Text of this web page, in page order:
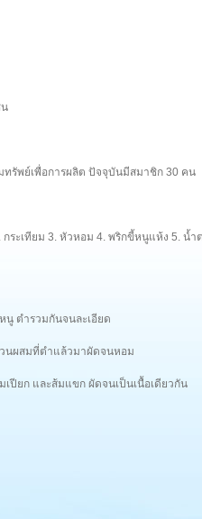
ทรัพย์เพื่อการผลิต ปัจจุบันมีสมาชิก 30 คน
กระเทียม 3. หัวหอม 4. พริกขี้หนูแห้ง 5. น้
นู ตำรวมกันจนละเอียด
นผสมที่ตำแล้วมาผัดจนหอม
ปียก และส้มแขก ผัดจนเป็นเนื้อเดียวกัน